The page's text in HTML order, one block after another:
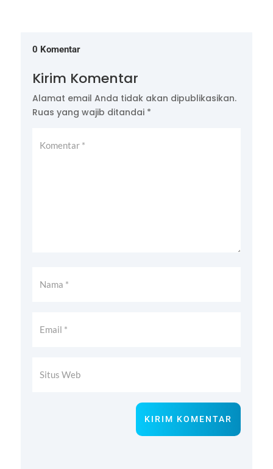
0 Komentar
Kirim Komentar
Alamat email Anda tidak akan dipublikasikan.
Ruas yang wajib ditandai *
KIRIM KOMENTAR